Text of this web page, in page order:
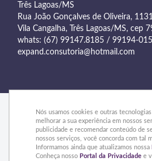
Três Lagoas/MS
Rua João Gonçalves de Oliveira,
Vila Cangalha, Três Lagoas/MS, cep
whats: (67) 99147.8185 / 99194-
expand.consutoria@hotmail.com
© 2015 Expand - Todos os direitos
Nós usamos cookies e outras
melhorar a sua experiência em nossos
publicidade e recomendar conteúdo de
nossos serviços, você concorda com tal
Informamos ainda que atualizamos nossa
Conheça nosso Portal da Privacidade e